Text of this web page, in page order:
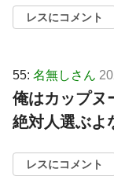
レスにコメント
55: 名無しさん
俺はカップヌ
絶対人選ぶよ
レスにコメント